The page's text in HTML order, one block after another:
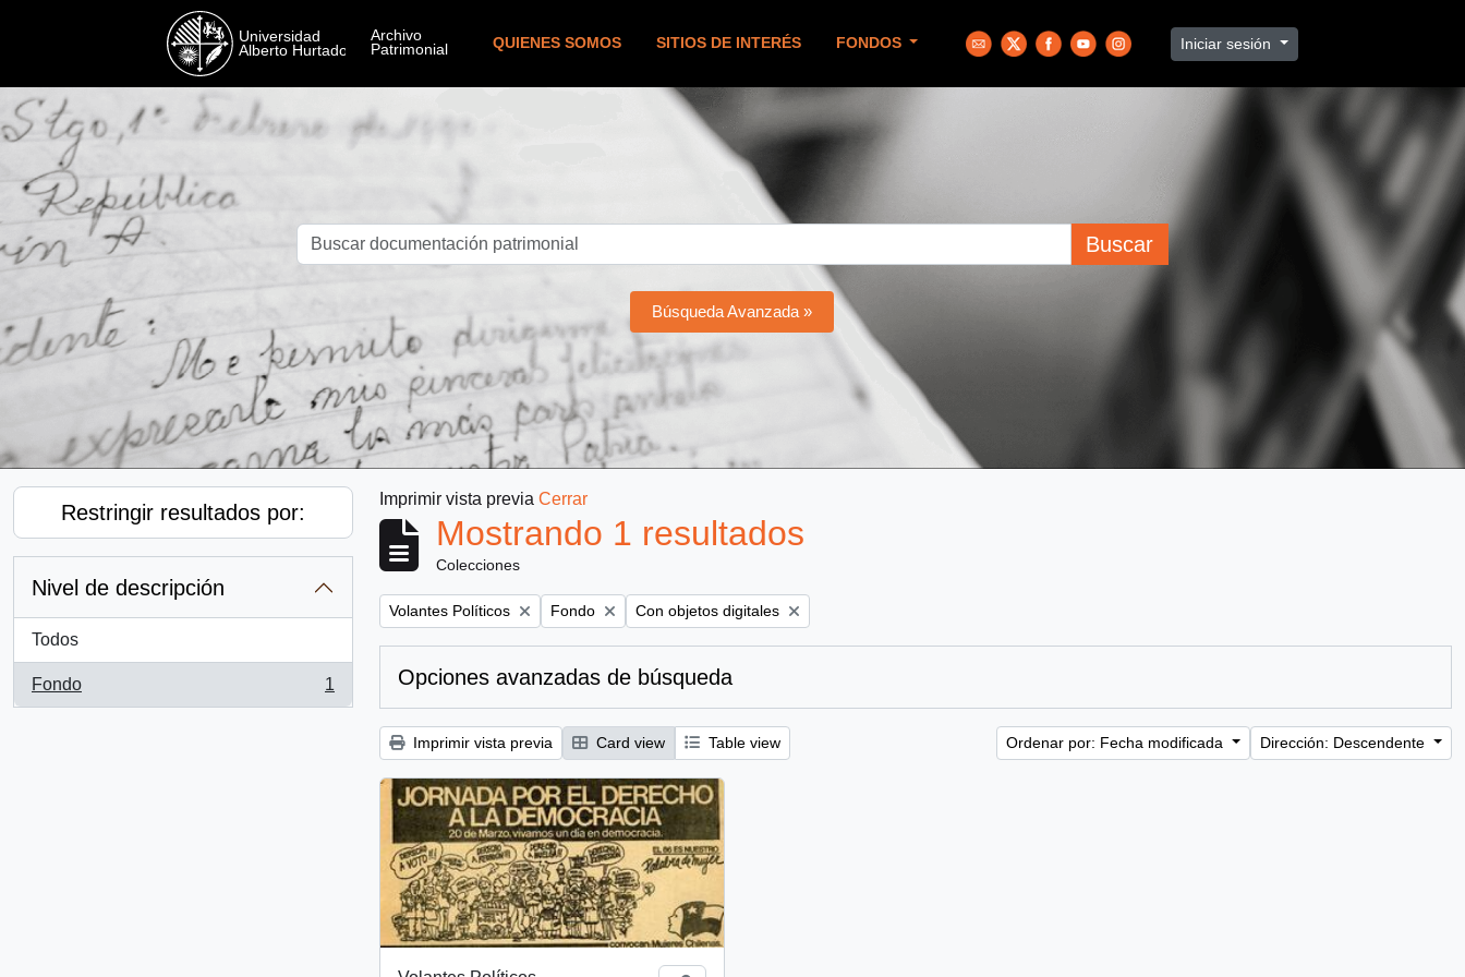
QUIENES SOMOS SITIOS DE INTERÉS FONDOS Iniciar sesión
Buscar
Búsqueda Avanzada »
Restringir resultados por:
Nivel de descripción
Todos
Fondo
, 1 resultados
1
Imprimir vista previa Cerrar
Mostrando 1 resultados
Colecciones
Remove filter:
Volantes Políticos Remove filter:
Fondo Remove filter:
Con objetos digitales
Opciones avanzadas de búsqueda
Imprimir vista previa Card view Table view Ordenar por: Fecha modificada Dirección: Descendente